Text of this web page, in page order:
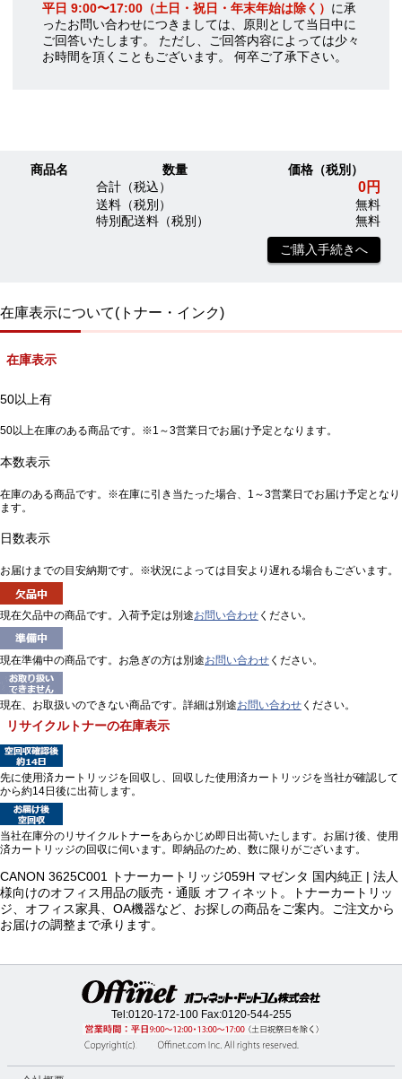
平日 9:00〜17:00（土日・祝日・年末年始は除く） に承
ったお問い合わせにつきましては、原則として当日中に
ご回答いたします。 ただし、ご回答内容によっては少々
お時間を頂くこともございます。 何卒ご了承下さい。
商品名 数量
価格（税別）
合計（税込）
0円
送料（税別）
無料
特別配送料（税別）
無料
ご購入手続きへ
在庫表示について(トナー・インク)
在庫表示
50以上有
50以上在庫のある商品です。※1～3営業日でお届け予定となります。
本数表示
在庫のある商品です。※在庫に引き当たった場合、1～3営業日でお届け予定となり
ます。
日数表示
お届けまでの目安納期です。※状況によっては目安より遅れる場合もございます。
現在欠品中の商品です。入荷予定は別途お問い合わせ ください。
現在準備中の商品です。お急ぎの方は別途お問い合わせ ください。
現在、お取扱いのできない商品です。詳細は別途お問い合わせ ください。
リサイクルトナーの在庫表示
先に使用済カートリッジを回収し、回収した使用済カートリッジを当社が確認して
から約14日後に出荷します。
当社在庫分のリサイクルトナーをあらかじめ即日出荷いたします。お届け後、使用
済カートリッジの回収に伺います。即納品のため、数に限りがございます。
CANON 3625C001 トナーカートリッジ059H マゼンタ 国内純正 | 法人
様向けのオフィス用品の販売・通販 オフィネット。トナーカートリッ
ジ、オフィス家具、OA機器など、お探しの商品をご案内。ご注文から
お届けの調整まで承ります。
Tel:0120-172-100Fax:0120-544-255